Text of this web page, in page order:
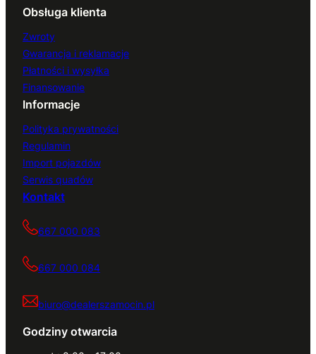
Obsługa klienta
Zwroty
Gwarancja i reklamacje
Płatności i wysyłka
Finansowanie
Informacje
Polityka prywatności
Regulamin
Import pojazdów
Serwis quadów
Kontakt
667 000 083
667 000 084
biuro@dealerszamocin.pl
Godziny otwarcia